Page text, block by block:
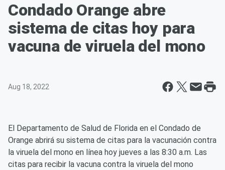
Condado Orange abre
sistema de citas hoy para
vacuna de viruela del mono
Aug 18, 2022
El Departamento de Salud de Florida en el Condado de
Orange abrirá su sistema de citas para la vacunación contra
la viruela del mono en línea hoy jueves a las 8:30 a.m. Las
citas para recibir la vacuna contra la viruela del mono